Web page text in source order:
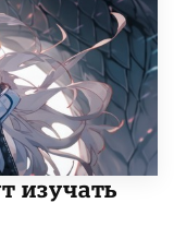
изучать